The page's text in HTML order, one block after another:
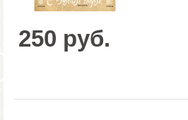
250 руб.